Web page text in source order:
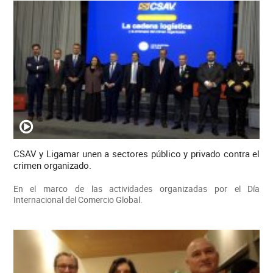
CSAV y Ligamar unen a sectores público y privado contra el
crimen organizado.
En el marco de las actividades organizadas por el Día
Internacional del Comercio Global.